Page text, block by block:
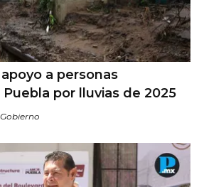
a personas
por lluvias de 2025